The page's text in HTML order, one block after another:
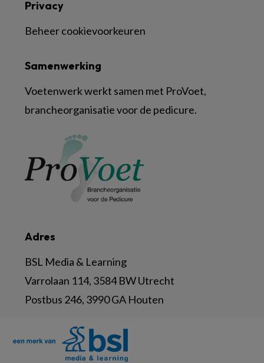
Adres
BSL Media & Learning
Varrolaan 114, 3584 BW Utrecht
Postbus 246, 3990 GA Houten
Samenwerking
Voetenwerk werkt samen met ProVoet,
brancheorganisatie voor de pedicure.
Privacy
Beheer cookievoorkeuren